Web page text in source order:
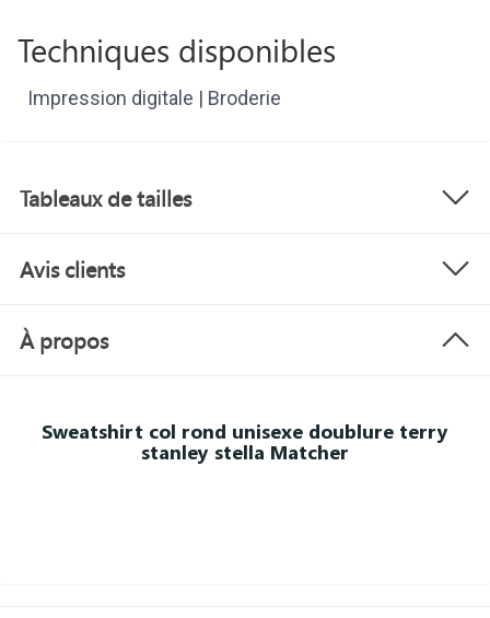
Techniques disponibles
Impression digitale | Broderie
Tableaux de tailles
Avis clients
À propos
Sweatshirt col rond unisexe doublure terry
stanley stella Matcher